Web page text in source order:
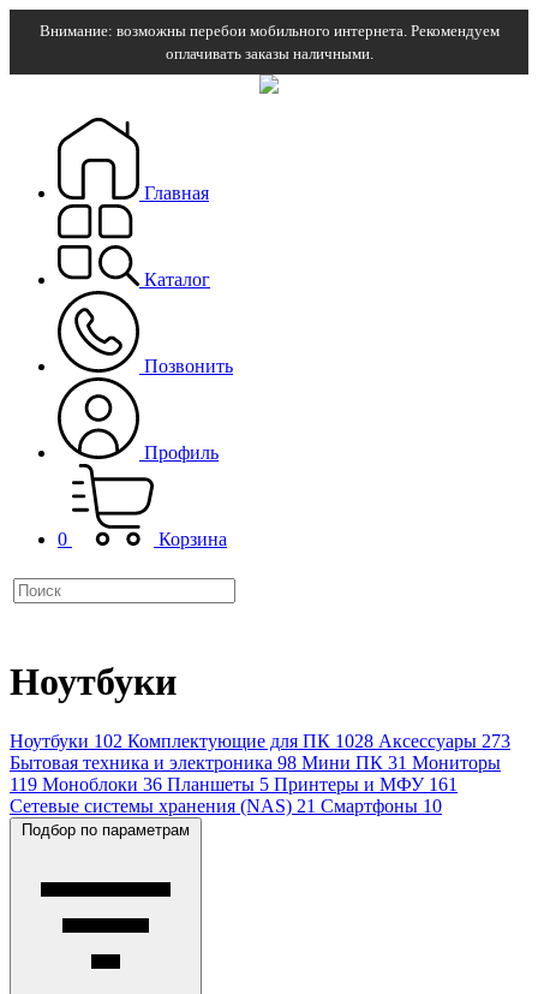
Внимание: возможны перебои мобильного интернета. Рекомендуем
оплачивать заказы наличными.
Главная
Каталог
Позвонить
Профиль
0 Корзина
Ноутбуки
Ноутбуки 102 Комплектующие для ПК 1028 Аксессуары 273
Бытовая техника и электроника 98 Мини ПК 31 Мониторы
119 Моноблоки 36 Планшеты 5 Принтеры и МФУ 161
Сетевые системы хранения (NAS) 21 Смартфоны 10
Подбор по параметрам